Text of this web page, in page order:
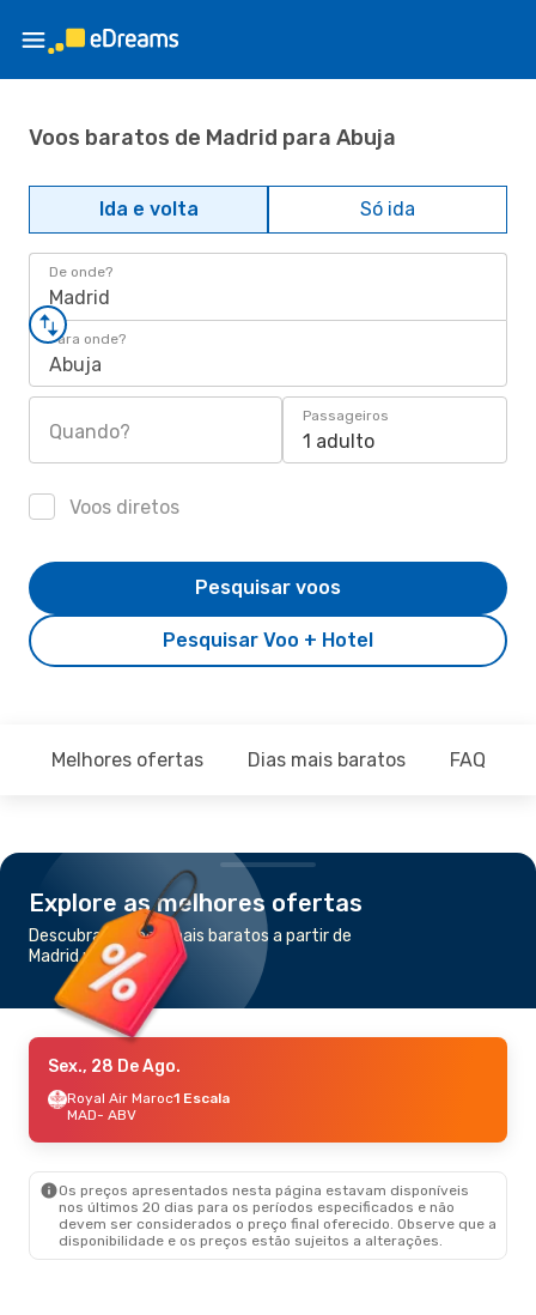
Voos baratos de Madrid para Abuja
Ida e volta Só ida
De onde?
Madrid
Para onde?
Abuja
Quando?
Passageiros
1 adulto
Voos diretos
Pesquisar Voo + Hotel
Pesquisar voos
Melhores ofertas Dias mais baratos FAQ
Explore as melhores ofertas
Descubra os voos mais baratos a partir de
Madrid para Abuja
Sex., 28 De Ago.
Royal Air Maroc1 Escala
MAD- ABV
Os preços apresentados nesta página estavam disponíveis
nos últimos 20 dias para os períodos especificados e não
devem ser considerados o preço final oferecido. Observe que a
disponibilidade e os preços estão sujeitos a alterações.